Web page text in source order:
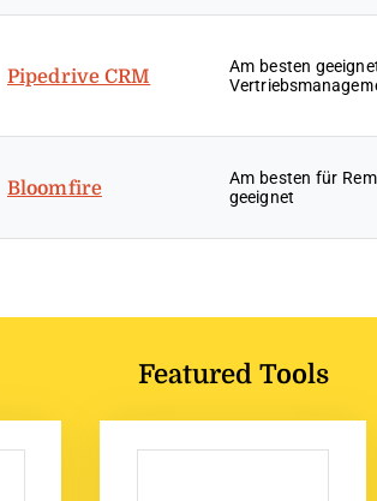
Pipedrive CRM
Am besten
Bloomfire
Am besten für
geeignet
Featured Tools